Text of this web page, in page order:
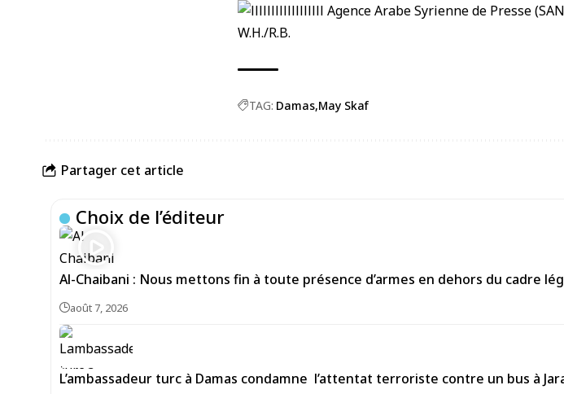
W.H./R.B.
TAG: Damas May Skaf
Partager cet article
Choix de l’éditeur
Al-Chaibani : Nous mettons fin à toute présence d’armes en dehors du cadre
août 7, 2026
L’ambassadeur turc à Damas condamne l’attentat terroriste contre un bus à